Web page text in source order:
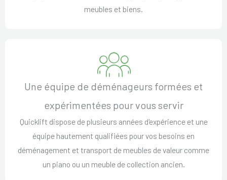
meubles et biens.
Une équipe de déménageurs formées et
expérimentées pour vous servir
Quicklift dispose de plusieurs années d'expérience et une
équipe hautement qualifiées pour vos besoins en
déménagement et transport de meubles de valeur comme
un piano ou un meuble de collection ancien.